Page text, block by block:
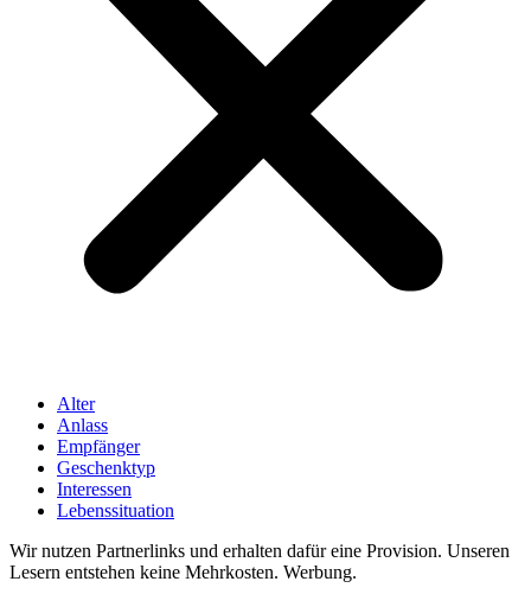
Alter
Anlass
Empfänger
Geschenktyp
Interessen
Lebenssituation
Wir nutzen Partnerlinks und erhalten dafür eine Provision. Unseren
Lesern entstehen keine Mehrkosten. Werbung.